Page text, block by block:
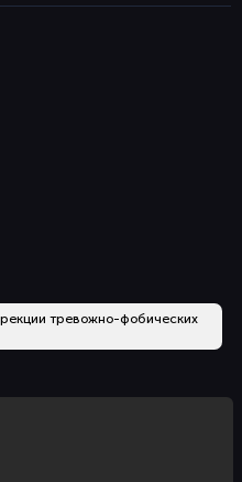
тревожно-фобических